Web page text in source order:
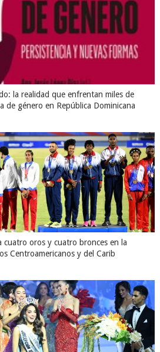
la realidad que enfrentan miles de
de género en República Dominicana
cuatro oros y cuatro bronces en la
Centroamericanos y del Carib